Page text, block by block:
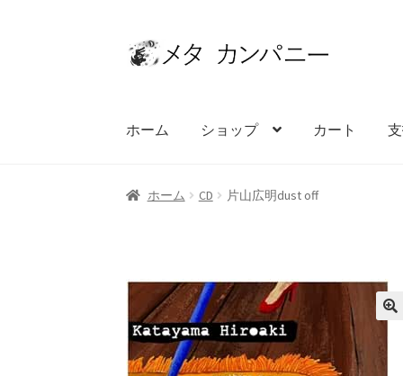
ナ
ビ
シ
へ
プ
コ
ン
ツ
キ
ホーム ショップ カート
ホーム アーティストお問い合わせ
ホーム CD 片山広明dust off